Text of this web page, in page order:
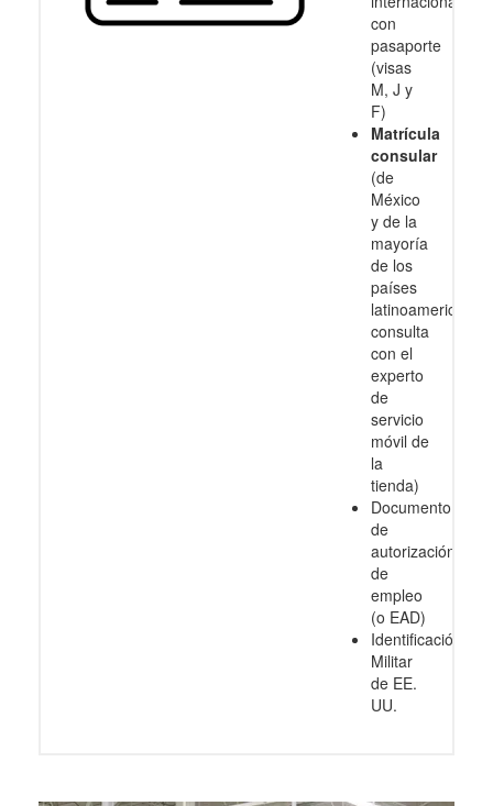
con
pasaporte
(visas
M, J y
F)
Matrícula
consular
(de
México
y de la
mayoría
de los
países
latinoamericanos,
consulta
con el
experto
de
servicio
móvil de
la
tienda)
Documento
de
autorización
de
empleo
(o EAD)
Identificación
Militar
de EE.
UU.